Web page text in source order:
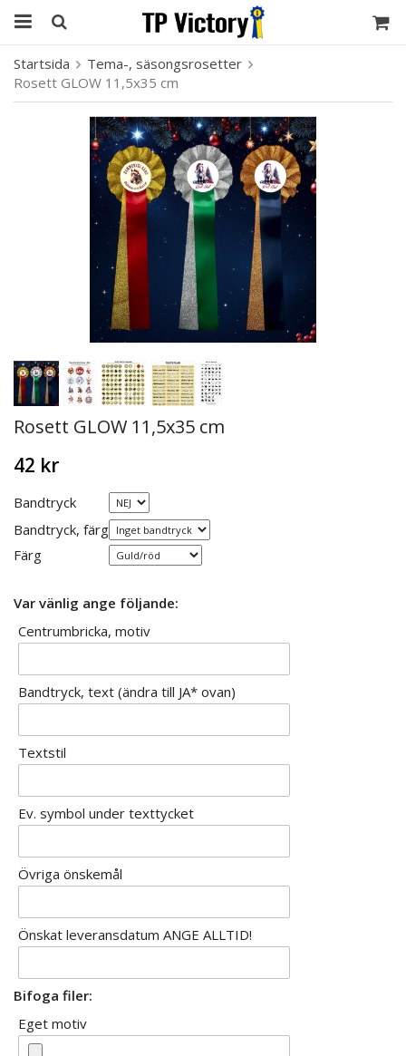
Startsida
Tema-, säsongsrosetter
Rosett GLOW 11,5x35 cm
Rosett GLOW 11,5x35 cm
42 kr
Bandtryck
Bandtryck, färg
Färg
Var vänlig ange följande:
Centrumbricka, motiv
Bandtryck, text (ändra till JA* ovan)
Textstil
Ev. symbol under texttycket
Övriga önskemål
Önskat leveransdatum ANGE ALLTID!
Bifoga filer:
Eget motiv